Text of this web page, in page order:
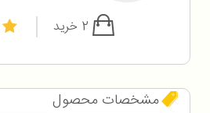
مشخصات محصول